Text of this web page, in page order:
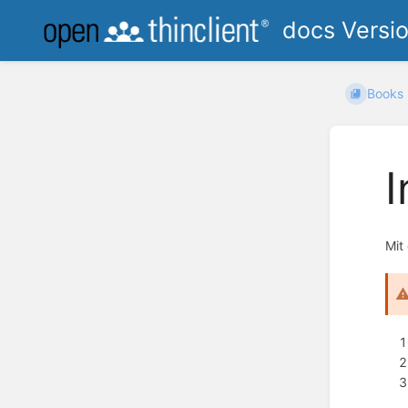
docs
Books
Mit